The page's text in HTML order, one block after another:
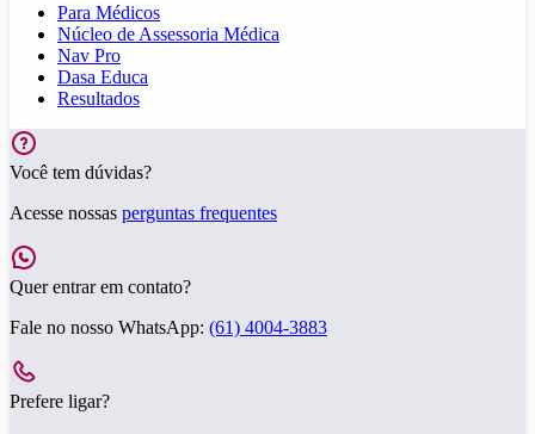
Para Médicos
Núcleo de Assessoria Médica
Nav Pro
Dasa Educa
Resultados
Você tem dúvidas?
Acesse nossas perguntas frequentes
Quer entrar em contato?
Fale no nosso WhatsApp: (61) 4004-3883
Prefere ligar?